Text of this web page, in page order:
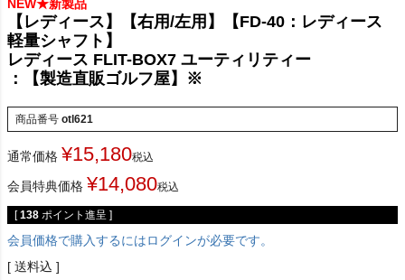
NEW★新製品
【レディース】【右用/左用】【FD-40：レディース
軽量シャフト】
レディース FLIT-BOX7 ユーティリティー
：【製造直販ゴルフ屋】※
商品番号 otl621
通常価格 ¥15,180税込
会員特典価格 ¥14,080税込
[ 138 ポイント進呈 ]
会員価格で購入するにはログインが必要です。
送料込